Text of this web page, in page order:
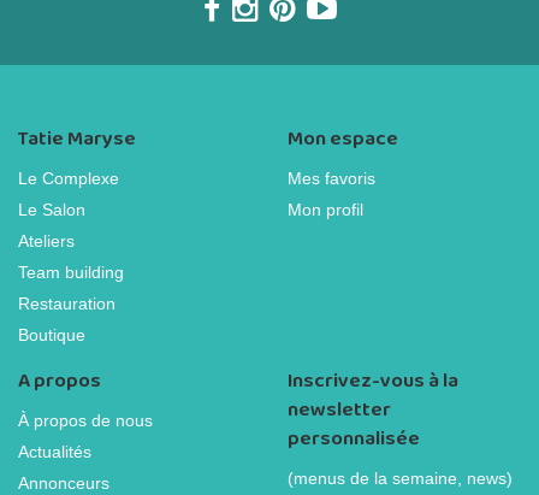
Tatie Maryse
Le Complexe
Le Salon
Ateliers
Team building
Restauration
Boutique
Mon espace
Mes favoris
Mon profil
A propos
À propos de nous
Actualités
Annonceurs
Inscrivez-vous à la
newsletter
personnalisée
(menus de la semaine, news)